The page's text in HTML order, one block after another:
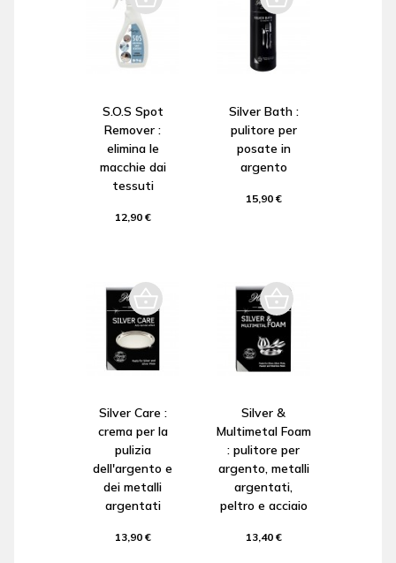
S.O.S Spot
Remover :
elimina le
macchie dai
tessuti
12,90 €
Silver Bath :
pulitore per
posate in
argento
15,90 €
Silver Care :
crema per la
pulizia
dell'argento e
dei metalli
argentati
13,90 €
Silver &
Multimetal Foam
: pulitore per
argento, metalli
argentati,
peltro e acciaio
13,40 €